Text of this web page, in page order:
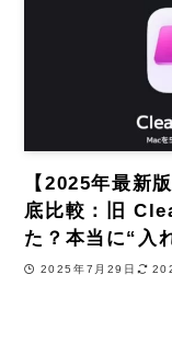
【2025年最新
底比較：旧
た？本当に“入
2025年7月29日